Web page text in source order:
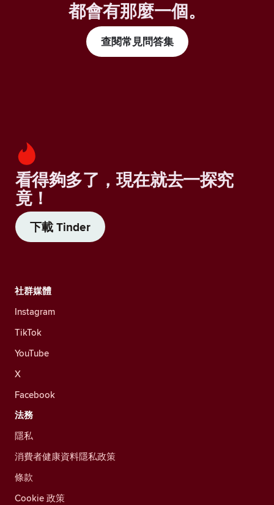
都會有那麼一個。
查閱常見問答集
看得夠多了，現在就去一探究
竟！
下載 Tinder
社群媒體
Instagram
TikTok
YouTube
X
Facebook
法務
隱私
消費者健康資料隱私政策
條款
Cookie 政策